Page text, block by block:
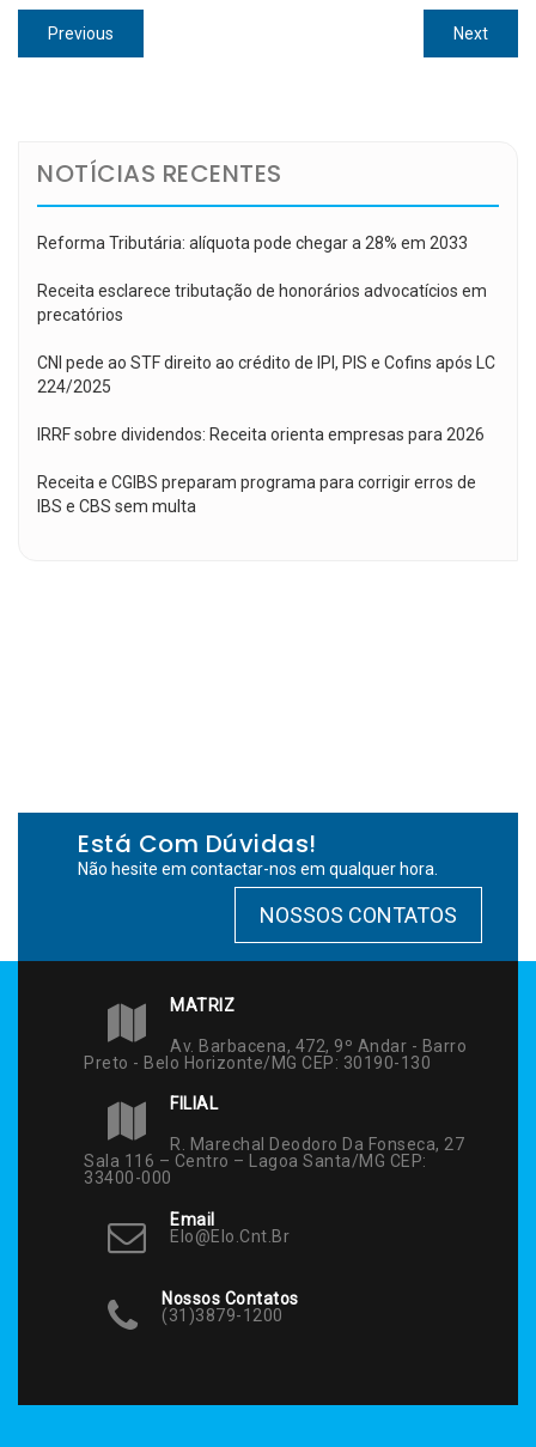
Navegação
de
Previous
post:
NextNext
post:
NOTÍCIAS RECENTES
Reforma Tributária: alíquota pode chegar a 28% em 2033
Receita esclarece tributação de honorários advocatícios em
precatórios
CNI pede ao STF direito ao crédito de IPI, PIS e Cofins após LC
224/2025
IRRF sobre dividendos: Receita orienta empresas para 2026
Receita e CGIBS preparam programa para corrigir erros de
IBS e CBS sem multa
Está Com Dúvidas!
Não hesite em contactar-nos em qualquer hora.
NOSSOS CONTATOS
MATRIZ
Av. Barbacena, 472, 9º Andar - Barro
Preto - Belo Horizonte/MG CEP: 30190-130
FILIAL
R. Marechal Deodoro Da Fonseca, 27
Sala 116 – Centro – Lagoa Santa/MG CEP:
33400-000
Email
Elo@elo.cnt.br
Nossos Contatos
(31)3879-1200